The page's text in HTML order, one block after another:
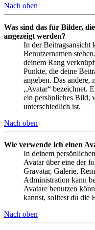
Nach oben
Was sind das für Bilder,
angezeigt werden?
In der Beitragsansicht
Benutzernamen
deinem Rang
Punkte, die deine
angeben. Das andere,
„Avatar“ bezeichnet.
ein persönliches Bild,
unterschiedlich ist.
Nach oben
Wie verwende ich einen
In deinem
Avatar über eine der
Gravatar, Galerie,
Administration kann
Avatare benutzen
kannst, solltest du die
Nach oben